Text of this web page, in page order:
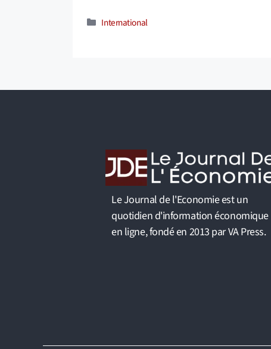
Catégories
International
Le Journal de l'Economie est un
quotidien d'information économique
en ligne, fondé en 2013 par VA Press.